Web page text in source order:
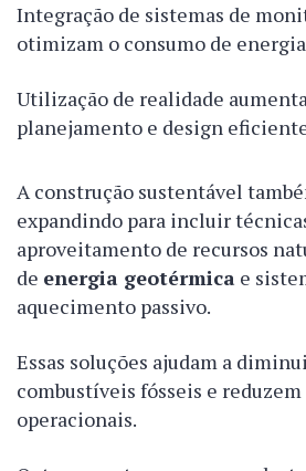
Integração de sistemas de
otimizam o consumo de
Utilização de realidade
planejamento e design
A construção sustentável
expandindo para incluir
aproveitamento de recursos
de energia geotérmica e
aquecimento passivo.
Essas soluções ajudam a
combustíveis fósseis e reduzem
operacionais.